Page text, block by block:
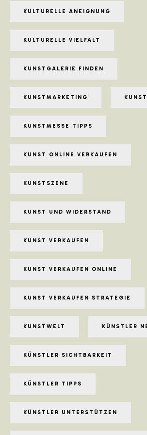
KULTURELLE ANEIGNUNG
KULTURELLE VIELFALT
KUNSTGALERIE FINDEN
KUNSTMARKETING
KUNSTMESSE TIPPS
KUNST ONLINE VERKAUFEN
KUNSTSZENE
KUNST UND WIDERSTAND
KUNST VERKAUFEN
KUNST VERKAUFEN ONLINE
KUNST VERKAUFEN STRATEGIE
KUNSTWELT KÜNSTLER
KÜNSTLER SICHTBARKEIT
KÜNSTLER TIPPS
KÜNSTLER UNTERSTÜTZEN